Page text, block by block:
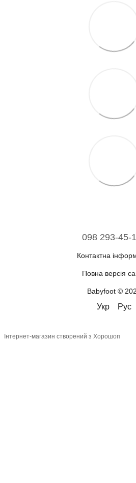
098 293-45-
Контактна
Повна версія
Babyfoot ©
Укр Рус
Інтернет-магазин створений з Хорошоп